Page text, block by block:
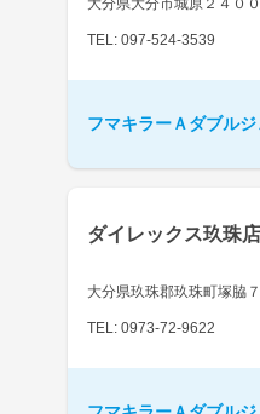
TEL: 097-524-3539
フマキラーＡダブル
ダイレックス玖珠店
大分県玖珠郡玖珠町塚脇
TEL: 0973-72-9622